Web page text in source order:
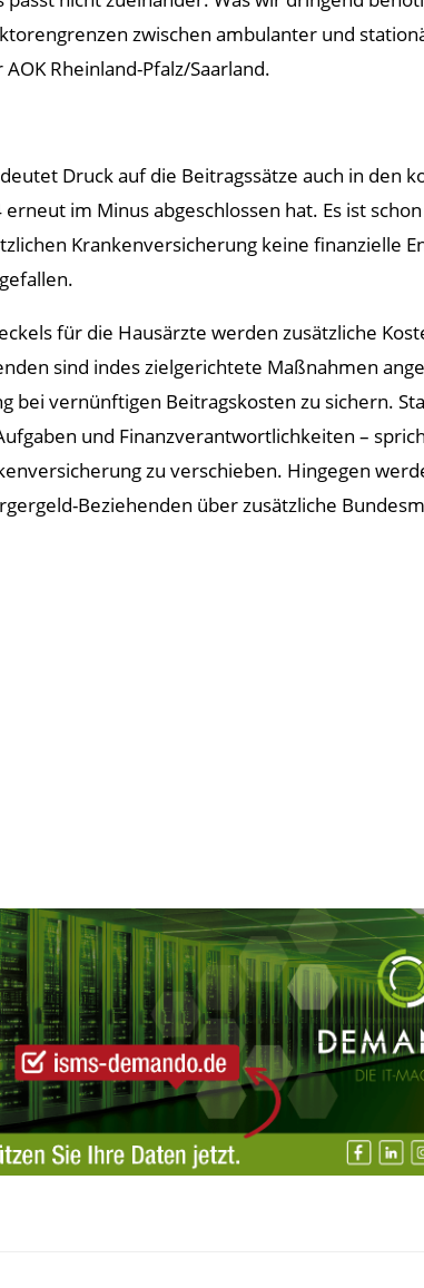
zwischen ambulanter und
Rheinland-Pfalz/Saarland.
Druck auf die Beitragssätze auch in den
im Minus abgeschlossen hat. Es ist
Krankenversicherung keine finanzielle
für die Hausärzte werden zusätzliche
sind indes zielgerichtete Maßnahmen
bei vernünftigen Beitragskosten zu sichern.
und Finanzverantwortlichkeiten – sprich
zu verschieben. Hingegen
Beziehenden über zusätzliche